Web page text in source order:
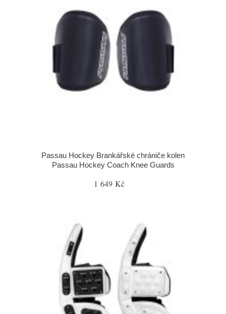
Passau Hockey Brankářské chrániče kolen
Passau Hockey Coach Knee Guards
1 649 Kč